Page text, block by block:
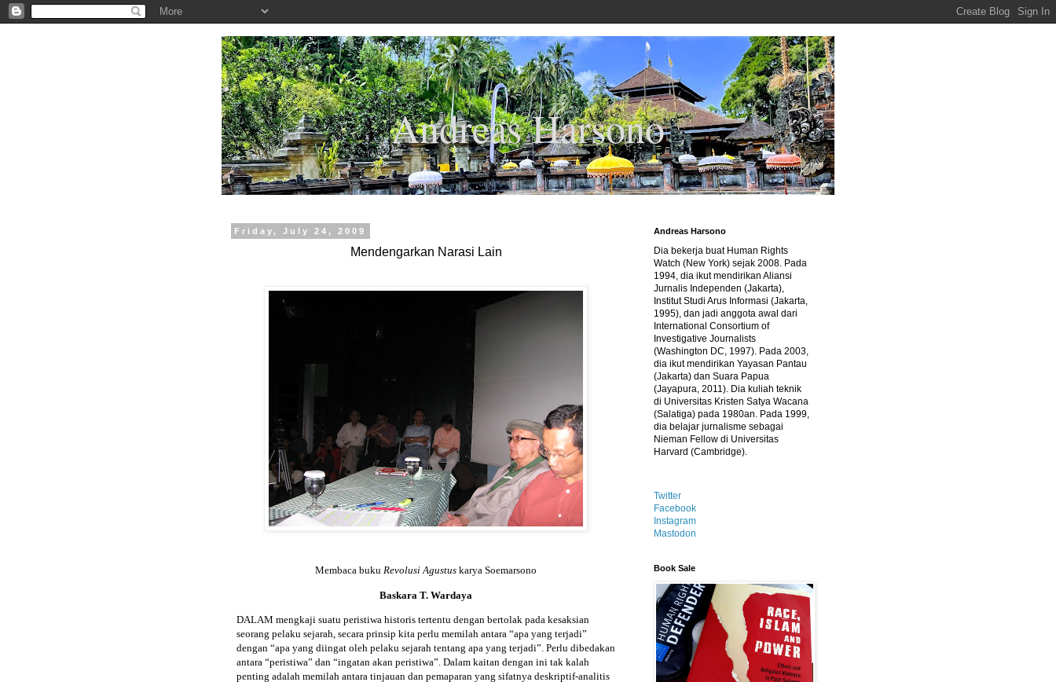
.
Andreas Harsono
Friday, July 24, 2009
Mendengarkan Narasi Lain
Membaca buku Revolusi Agustus karya Soemarsono
Baskara T. Wardaya
DALAM mengkaji suatu peristiwa historis tertentu dengan bertolak pada kesaksian
seorang pelaku sejarah, secara prinsip kita perlu memilah antara “apa yang terjadi”
dengan “apa yang diingat oleh pelaku sejarah tentang apa yang terjadi”. Perlu dibedakan
antara “peristiwa” dan “ingatan akan peristiwa”. Dalam kaitan dengan ini tak kalah
penting adalah memilah antara tinjauan dan pemaparan yang sifatnya deskriptif-analitis
Andreas Harsono
Dia bekerja buat Human Rights
Watch (New York) sejak 2008. Pada
1994, dia ikut mendirikan Aliansi
Jurnalis Independen (Jakarta),
Institut Studi Arus Informasi (Jakarta,
1995), dan jadi anggota awal dari
International Consortium of
Investigative Journalists
(Washington DC, 1997). Pada 2003,
dia ikut mendirikan Yayasan Pantau
(Jakarta) dan Suara Papua
(Jayapura, 2011). Dia kuliah teknik
di Universitas Kristen Satya Wacana
(Salatiga) pada 1980an. Pada 1999,
dia belajar jurnalisme sebagai
Nieman Fellow di Universitas
Harvard (Cambridge).
Twitter
Facebook
Instagram
Mastodon
Book Sale